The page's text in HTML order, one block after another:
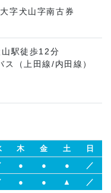
字犬山字南古券
駅徒歩12分
（上田線/内田線）
木 金 土
日
● ● ●
／
● ● ▲
／